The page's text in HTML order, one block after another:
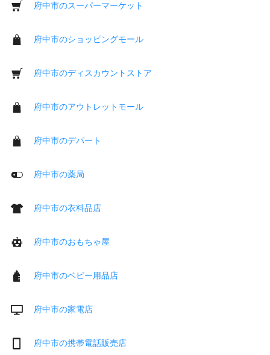
府中市のスーパーマーケット
府中市のショッピングモール
府中市のディスカウントストア
府中市のアウトレットモール
府中市のデパート
府中市の薬局
府中市の衣料品店
府中市のおもちゃ屋
府中市のベビー用品店
府中市の家電店
府中市の携帯電話販売店